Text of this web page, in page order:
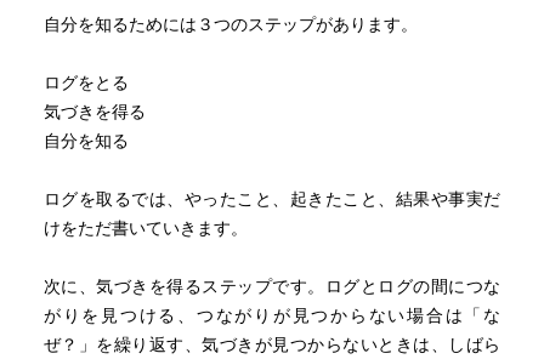
自分を知るためには３つのステップがあります。
ログをとる
気づきを得る
自分を知る
ログを取るでは、やったこと、起きたこと、結果や事実だ
けをただ書いていきます。
次に、気づきを得るステップです。ログとログの間につな
がりを見つける、つながりが見つからない場合は「な
ぜ？」を繰り返す、気づきが見つからないときは、しばら